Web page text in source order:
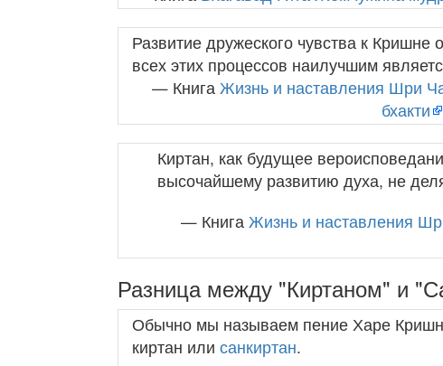
Развитие дружеского чувства к
всех этих процессов наилучшим
— Книга Жизнь и наставления Шри
бхакти
Киртан, как будущее
высочайшему развитию духа, не
— Книга Жизнь и наставления
Разница между "Киртаном" и
Обычно мы называем пение Харе
киртан или санкиртан.